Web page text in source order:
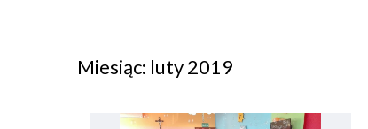
Miesiąc: luty 2019